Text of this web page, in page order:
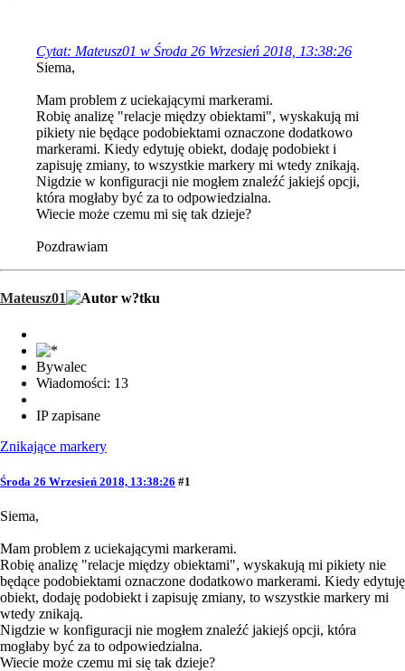
Cytat: Mateusz01 w Środa 26 Wrzesień 2018, 13:38:26
Siema,
Mam problem z uciekającymi markerami.
Robię analizę "relacje między obiektami", wyskakują mi
pikiety nie będące podobiektami oznaczone dodatkowo
markerami. Kiedy edytuję obiekt, dodaję podobiekt i
zapisuję zmiany, to wszystkie markery mi wtedy znikają.
Nigdzie w konfiguracji nie mogłem znaleźć jakiejś opcji,
która mogłaby być za to odpowiedzialna.
Wiecie może czemu mi się tak dzieje?
Pozdrawiam
Mateusz01
Bywalec
Wiadomości: 13
IP zapisane
Znikające markery
Środa 26 Wrzesień 2018, 13:38:26 #1
Siema,
Mam problem z uciekającymi markerami.
Robię analizę "relacje między obiektami", wyskakują mi pikiety nie
będące podobiektami oznaczone dodatkowo markerami. Kiedy edytuję
obiekt, dodaję podobiekt i zapisuję zmiany, to wszystkie markery mi
wtedy znikają.
Nigdzie w konfiguracji nie mogłem znaleźć jakiejś opcji, która
mogłaby być za to odpowiedzialna.
Wiecie może czemu mi się tak dzieje?